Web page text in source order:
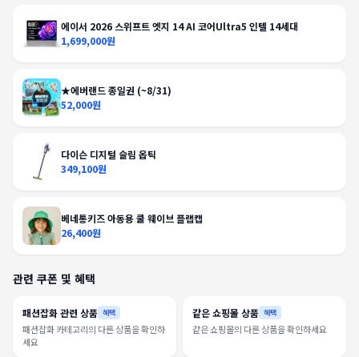
에이서 2026 스위프트 엣지 14 AI 코어Ultra5 인텔 14세대
1,699,000원
★에버랜드 종일권 (~8/31)
52,000원
다이슨 디지털 슬림 옵틱
349,100원
베네통키즈 아동용 쿨 웨이브 플랩캡
26,400원
관련 쿠폰 및 혜택
패션잡화 관련 상품 혜택
패션잡화 카테고리의 다른 상품을 확인하
세요
같은 쇼핑몰 상품 혜택
같은 쇼핑몰의 다른 상품을 확인하세요